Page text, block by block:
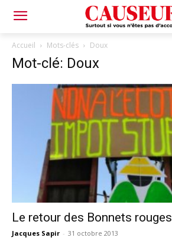
Accueil Mots-clés Doux
Mot-clé: Doux
Le retour des Bonnets rouges
Jacques Sapir - 31 octobre 2013